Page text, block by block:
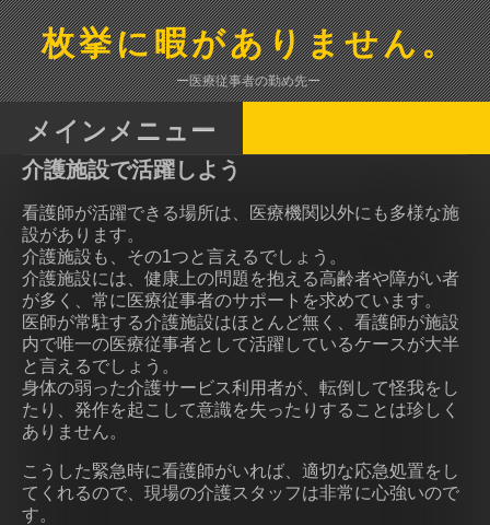
コ
ン
テ
ン
ツ
枚挙に暇がありません。
ー医療従事者の勤め先ー
メインメニュー
介護施設で活躍しよう
看護師が活躍できる場所は、医療機関以外にも多様な施
設があります。
介護施設も、その1つと言えるでしょう。
介護施設には、健康上の問題を抱える高齢者や障がい者
が多く、常に医療従事者のサポートを求めています。
医師が常駐する介護施設はほとんど無く、看護師が施設
内で唯一の医療従事者として活躍しているケースが大半
と言えるでしょう。
身体の弱った介護サービス利用者が、転倒して怪我をし
たり、発作を起こして意識を失ったりすることは珍しく
ありません。
こうした緊急時に看護師がいれば、適切な応急処置をし
てくれるので、現場の介護スタッフは非常に心強いので
す。